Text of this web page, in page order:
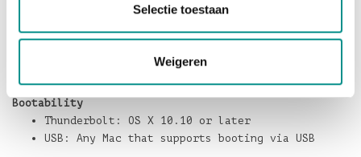
Selectie toestaan
Weigeren
Mac or PC featuring Thunderbolt or USB 2.0
Recommended (Best Performance
Mac or PC featuring Thunderbolt 2 or USB
Bootability
Thunderbolt: OS X 10.10 or later
USB: Any Mac that supports booting via USB